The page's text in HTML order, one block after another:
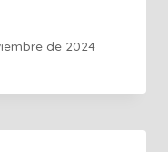
de 2024